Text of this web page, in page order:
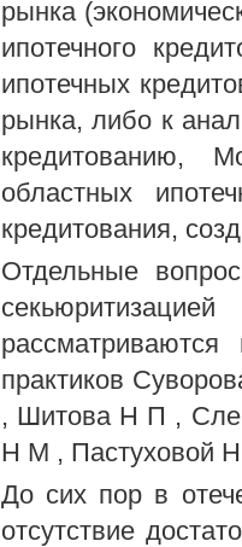
рынка
ипотечного
ипотечных
рынка, либо к
кредитованию,
областных
кредитования,
Отдельные
практиков
, Шитова Н П ,
Н М , Пастуховой Н
До сих пор в
отсутствие